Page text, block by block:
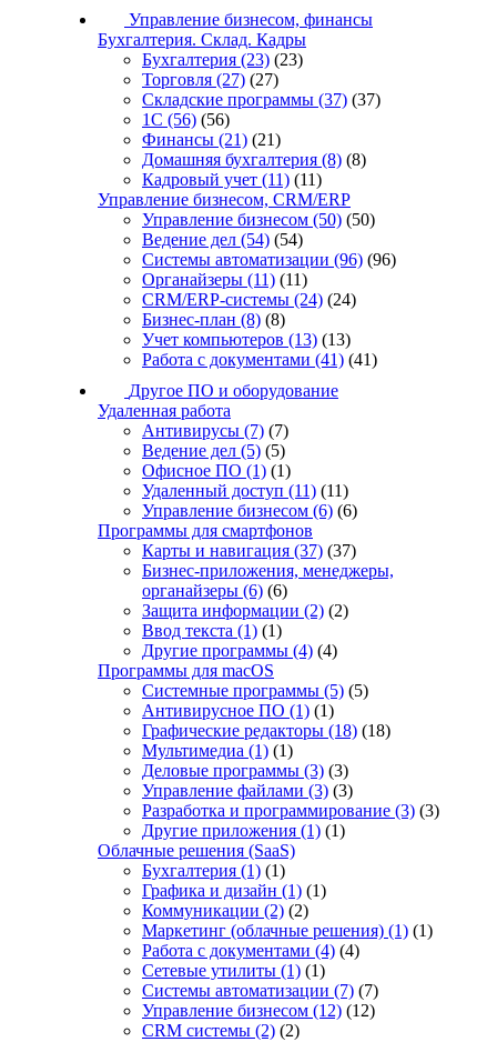
Управление бизнесом, финансы
Бухгалтерия. Склад. Кадры
Бухгалтерия (23) (23)
Торговля (27) (27)
Складские программы (37) (37)
1С (56) (56)
Финансы (21) (21)
Домашняя бухгалтерия (8) (8)
Кадровый учет (11) (11)
Управление бизнесом, CRM/ERP
Управление бизнесом (50) (50)
Ведение дел (54) (54)
Системы автоматизации (96) (96)
Органайзеры (11) (11)
CRM/ERP-системы (24) (24)
Бизнес-план (8) (8)
Учет компьютеров (13) (13)
Работа с документами (41) (41)
Другое ПО и оборудование
Удаленная работа
Антивирусы (7) (7)
Ведение дел (5) (5)
Офисное ПО (1) (1)
Удаленный доступ (11) (11)
Управление бизнесом (6) (6)
Программы для смартфонов
Карты и навигация (37) (37)
Бизнес-приложения, менеджеры,
органайзеры (6) (6)
Защита информации (2) (2)
Ввод текста (1) (1)
Другие программы (4) (4)
Программы для macOS
Системные программы (5) (5)
Антивирусное ПО (1) (1)
Графические редакторы (18) (18)
Мультимедиа (1) (1)
Деловые программы (3) (3)
Управление файлами (3) (3)
Разработка и программирование (3) (3)
Другие приложения (1) (1)
Облачные решения (SaaS)
Бухгалтерия (1) (1)
Графика и дизайн (1) (1)
Коммуникации (2) (2)
Маркетинг (облачные решения) (1) (1)
Работа с документами (4) (4)
Сетевые утилиты (1) (1)
Системы автоматизации (7) (7)
Управление бизнесом (12) (12)
CRM системы (2) (2)